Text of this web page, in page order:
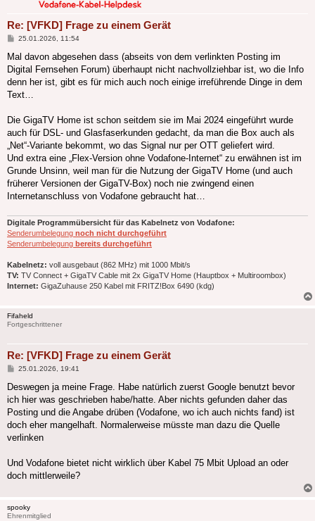
Re: [VFKD] Frage zu einem Gerät
Beitrag
25.01.2026, 11:54
Mal davon abgesehen dass (abseits von dem verlinkten Posting im
Digital Fernsehen Forum) überhaupt nicht nachvollziehbar ist, wo die Info
denn her ist, gibt es für mich auch noch einige irreführende Dinge in dem
Text…
Die GigaTV Home ist schon seitdem sie im Mai 2024 eingeführt wurde
auch für DSL- und Glasfaserkunden gedacht, da man die Box auch als
„Net“-Variante bekommt, wo das Signal nur per OTT geliefert wird.
Und extra eine „Flex-Version ohne Vodafone-Internet“ zu erwähnen ist im
Grunde Unsinn, weil man für die Nutzung der GigaTV Home (und auch
früherer Versionen der GigaTV-Box) noch nie zwingend einen
Internetanschluss von Vodafone gebraucht hat…
Digitale Programmübersicht für das Kabelnetz von Vodafone:
Senderumbelegung noch nicht durchgeführt
Senderumbelegung bereits durchgeführt
Kabelnetz: voll ausgebaut (862 MHz) mit 1000 Mbit/s
TV: TV Connect + GigaTV Cable mit 2x GigaTV Home (Hauptbox + Multiroombox)
Internet: GigaZuhause 250 Kabel mit FRITZ!Box 6490 (kdg)
Fifaheld
Fortgeschrittener
Re: [VFKD] Frage zu einem Gerät
Beitrag
25.01.2026, 19:41
Deswegen ja meine Frage. Habe natürlich zuerst Google benutzt bevor
ich hier was geschrieben habe/hatte. Aber nichts gefunden daher das
Posting und die Angabe drüben (Vodafone, wo ich auch nichts fand) ist
doch eher mangelhaft. Normalerweise müsste man dazu die Quelle
verlinken
Und Vodafone bietet nicht wirklich über Kabel 75 Mbit Upload an oder
doch mittlerweile?
spooky
Ehrenmitglied